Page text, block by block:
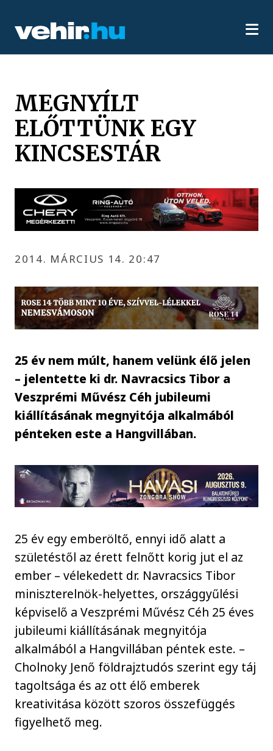
MEGNYÍLT
ELŐTTÜNK EGY
KINCSESTÁR
2014. MÁRCIUS 14. 20:47
25 év nem múlt, hanem velünk élő jelen
– jelentette ki dr. Navracsics Tibor a
Veszprémi Művész Céh jubileumi
kiállításának megnyitója alkalmából
pénteken este a Hangvillában.
25 év egy emberöltő, ennyi idő alatt a
születéstől az érett felnőtt korig jut el az
ember – vélekedett dr. Navracsics Tibor
miniszterelnök-helyettes, országgyűlési
képviselő a Veszprémi Művész Céh 25 éves
jubileumi kiállításának megnyitója
alkalmából a Hangvillában péntek este. –
Cholnoky Jenő földrajztudós szerint egy táj
tagoltsága és az ott élő emberek
kreativitása között szoros összefüggés
figyelhető meg.